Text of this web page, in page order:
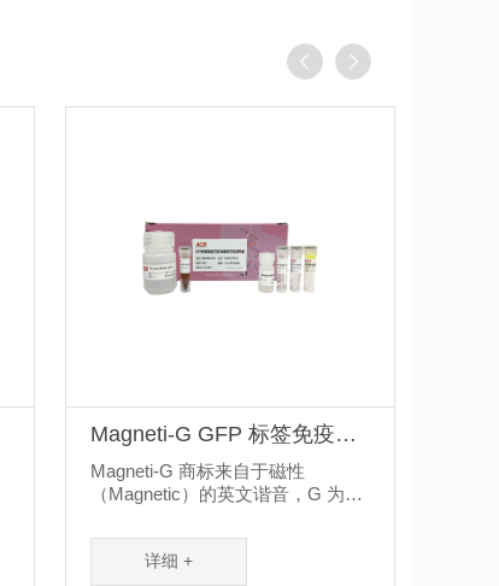
Magneti-G GFP 标签免疫沉
淀/免疫共沉淀试剂盒
Magneti-G 商标来自于磁性
（Magnetic）的英文谐音，G 为高
详细 +